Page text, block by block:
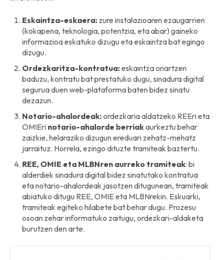
Eskaintza-eskaera: zure instalazioaren ezaugarrien
(kokapena, teknologia, potentzia, eta abar) gaineko
informazioa eskatuko dizugu eta eskaintza bat egingo
dizugu.
Ordezkaritza-kontratua:eskaintza onartzen
baduzu, kontratu bat prestatuko dugu, sinadura digital
segurua duen web-plataforma baten bidez sinatu
dezazun.
Notario-ahalordeak:ordezkaria aldatzeko REEri eta
OMIEri notario-ahalorde berriakaurkeztu behar
zaizkie, helaraziko dizugun ereduari zehatz-mehatz
jarraituz. Horrela, ezingo dituzte tramiteak baztertu.
REE, OMIE eta MLBNren aurreko tramiteak: bi
alderdiek sinadura digital bidez sinatutako kontratua
eta notario-ahalordeak jasotzen ditugunean, tramiteak
abiatuko ditugu REE, OMIE eta MLBNrekin. Eskuarki,
tramiteak egiteko hilabete bat behar dugu. Prozesu
osoan zehar informatuko zaitugu, ordezkari-aldaketa
burutzen den arte.